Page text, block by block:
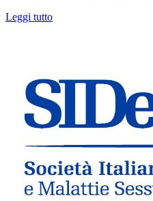
Leggi tutto